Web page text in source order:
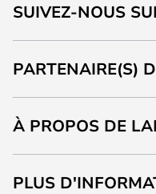
SUIVEZ-NOUS
PARTENAIRE(S)
À PROPOS DE
PLUS